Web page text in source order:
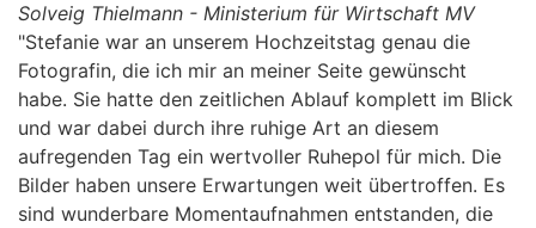
Solveig Thielmann - Ministerium für Wirtschaft MV
"Stefanie war an unserem Hochzeitstag genau die
Fotografin, die ich mir an meiner Seite gewünscht
habe. Sie hatte den zeitlichen Ablauf komplett im Blick
und war dabei durch ihre ruhige Art an diesem
aufregenden Tag ein wertvoller Ruhepol für mich. Die
Bilder haben unsere Erwartungen weit übertroffen. Es
sind wunderbare Momentaufnahmen entstanden, die